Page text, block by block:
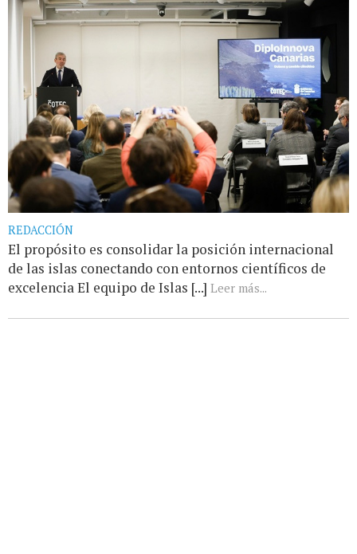
REDACCIÓN
El propósito es consolidar la posición internacional
de las islas conectando con entornos científicos de
excelencia El equipo de Islas [...] Leer más...